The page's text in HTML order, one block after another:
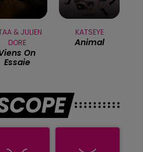
& JULIEN
DORE
On
Essaie
KATSEYE
Animal